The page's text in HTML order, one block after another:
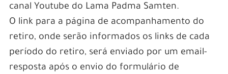
canal Youtube do Lama Padma Samten.
O link para a página de acompanhamento do
retiro, onde serão informados os links de cada
período do retiro, será enviado por um email-
resposta após o envio do formulário de